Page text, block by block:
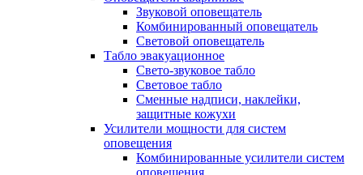
Звуковой оповещатель
Комбинированный оповещатель
Световой оповещатель
Табло эвакуационное
Свето-звуковое табло
Световое табло
Сменные надписи, наклейки,
защитные кожухи
Усилители мощности для систем
оповещения
Комбинированные усилители систем
оповещения